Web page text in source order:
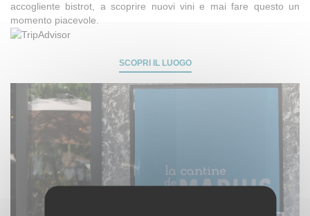
accogliente bistrot, a scoprire nuovi vini e mai fare questo un
momento piacevole.
SCOPRI IL LUOGO